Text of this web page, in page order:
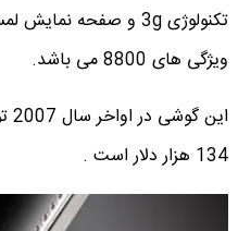
ویژگی های 8800 می باشد.
134 هزار دلار است .